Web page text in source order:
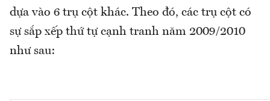
dựa vào 6 trụ cột khác. Theo đó, các trụ cột có
sự sắp xếp thứ tự cạnh tranh năm 2009/2010
như sau: